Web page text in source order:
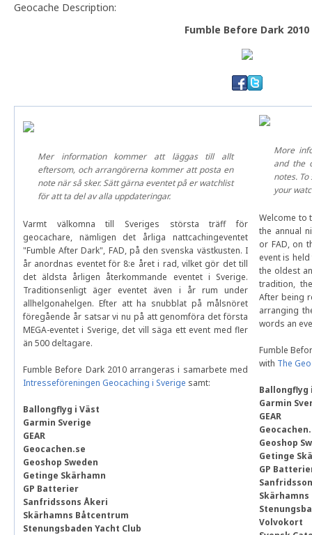
Geocache Description:
Fumble Before Dark 2010
Mer information kommer att läggas till allt
eftersom, och arrangörerna kommer att posta en
note när så sker. Sätt gärna eventet på er watchlist
för att ta del av alla uppdateringar.
Varmt välkomna till Sveriges största träff för
geocachare, nämligen det årliga nattcachingeventet
"Fumble After Dark", FAD, på den svenska västkusten. I
år anordnas eventet för 8:e året i rad, vilket gör det till
det äldsta årligen återkommande eventet i Sverige.
Traditionsenligt äger eventet även i år rum under
allhelgonahelgen. Efter att ha snubblat på målsnöret
föregående år satsar vi nu på att genomföra det första
MEGA-eventet i Sverige, det vill säga ett event med fler
än 500 deltagare.
Fumble Before Dark 2010 arrangeras i samarbete med
Intresseföreningen Geocaching i Sverige samt:
Ballongflyg i Väst
Garmin Sverige
GEAR
Geocachen.se
Geoshop Sweden
Getinge Skärhamn
GP Batterier
Sanfridssons Åkeri
Skärhamns Båtcentrum
Stenungsbaden Yacht Club
More
and the
notes.
your
Welcome to
the annual
or FAD, on
event is
the oldest
tradition,
After being
arranging
words an
Fumble
with The
Ballongflyg
Garmin
GEAR
Geoshop
Getinge
GP
Volvokort